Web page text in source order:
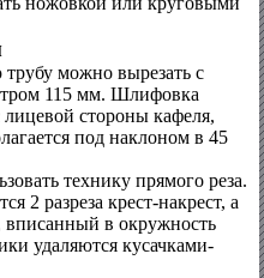
можно вырезать с
115 мм. Шлифовка
стороны кафеля,
под наклоном в 45
технику прямого реза.
2 разреза крест-накрест, а
вписанный в окружность
удаляются кусачками-